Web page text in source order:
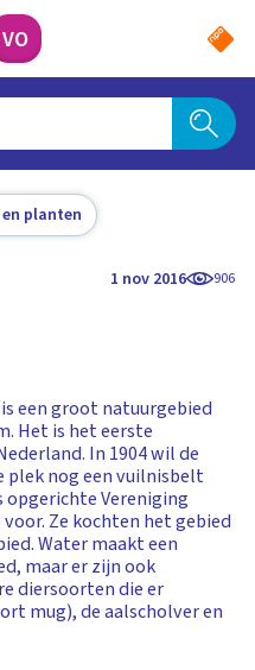
VO
planten
1 nov 2016 906
een groot natuurgebied
Het is het eerste
In 1904 wil de
plek nog een vuilnisbelt
opgerichte Vereniging
Ze kochten het gebied
Water maakt een
maar er zijn ook
diersoorten die er
mug), de aalscholver en